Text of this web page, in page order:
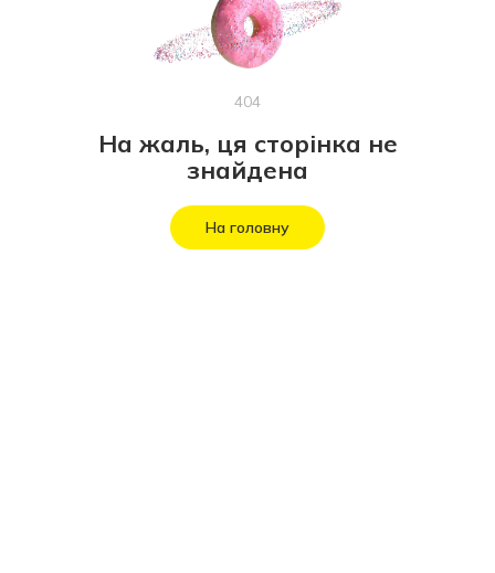
404
На жаль, ця сторінка не
знайдена
На головну